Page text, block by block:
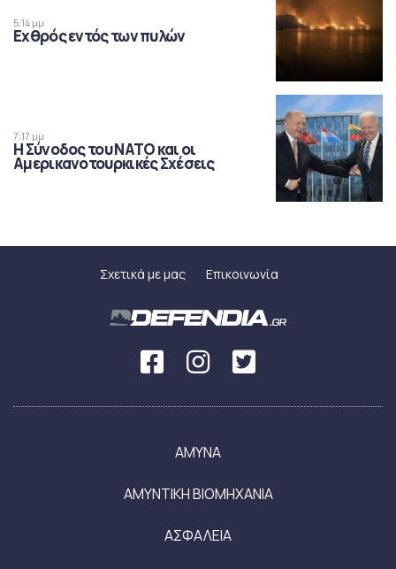
5:14 μμ
Εχθρός εντός των πυλών
7:17 μμ
Η Σύνοδος του ΝΑΤΟ και οι
Αμερικανοτουρκικές Σχέσεις
Σχετικά με μας Επικοινωνία
ΑΜΥΝΑ
ΑΜΥΝΤΙΚΗ ΒΙΟΜΗΧΑΝΙΑ
ΑΣΦΑΛΕΙΑ